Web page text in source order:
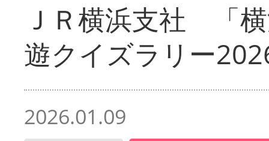
ＪＲ横浜支社 「
遊クイズラリー
2026.01.09